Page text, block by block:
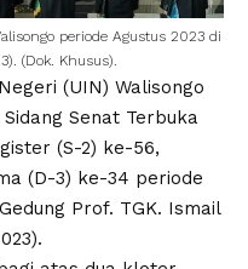
periode Agustus 2023 di
(Dok. Khusus).
(UIN) Walisongo
Senat Terbuka
(S-2) ke-56,
(D-3) ke-34 periode
Prof. TGK. Ismail